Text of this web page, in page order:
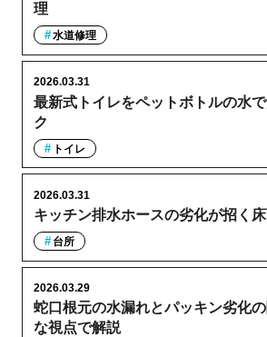
理
水道修理
最新式トイレをペットボトルの水
ク
2026.03.31
トイレ
キッチン排水ホースの劣化が招く
2026.03.31
台所
蛇口根元の水漏れとパッキン劣化
な視点で解説
2026.03.29